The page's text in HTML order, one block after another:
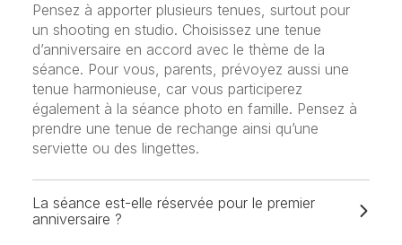
Pensez à apporter plusieurs tenues, surtout pour
un shooting en studio. Choisissez une tenue
d’anniversaire en accord avec le thème de la
séance. Pour vous, parents, prévoyez aussi une
tenue harmonieuse, car vous participerez
également à la séance photo en famille. Pensez à
prendre une tenue de rechange ainsi qu’une
serviette ou des lingettes.
La séance est-elle réservée pour le premier
anniversaire ?